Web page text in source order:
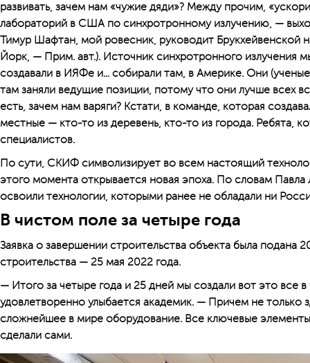
развивать, зачем нам «чужие дяди»? Между прочим,
лабораторий в США по синхротронному излучению, —
Тимур Шафтан, мой ровесник, руководит Брукхейвенской
Йорк, — Прим. авт.). Источник синхротронного излучения
создавали в ИЯФе и... собирали там, в Америке. Они
там заняли ведущие позиции, потому что они лучше всех
есть, зачем нам варяги? Кстати, в команде, которая
местные — кто-то из деревень, кто-то из города. Ребята,
специалистов.
По сути, СКИФ символизирует во всем настоящий
этого момента открывается новая эпоха. По словам Павла
освоили технологии, которыми ранее не обладали ни
В чистом поле за четыре года
Заявка о завершении строительства объекта была подана
строительства — 25 мая 2022 года.
— Итого за четыре года и 25 дней мы создали вот это все
удовлетворенно улыбается академик. — Причем не только
сложнейшее в мире оборудование. Все ключевые
сделали сами.